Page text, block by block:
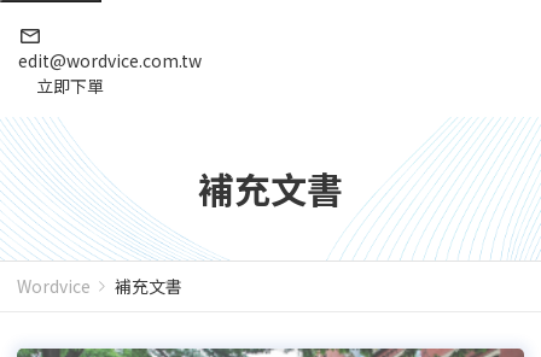
edit@wordvice.com.tw
立即下單
補充文書
Wordvice 補充文書